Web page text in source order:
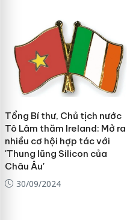
Tổng Bí thư, Chủ tịch nước
Tô Lâm thăm Ireland: Mở ra
nhiều cơ hội hợp tác với
'Thung lũng Silicon của
Châu Âu'
30/09/2024